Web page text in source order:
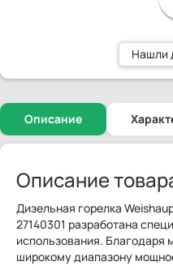
Нашли
Описание
Описание
Дизельная горелка
27140301 разработана
использования. Благодаря
широкому диапазону